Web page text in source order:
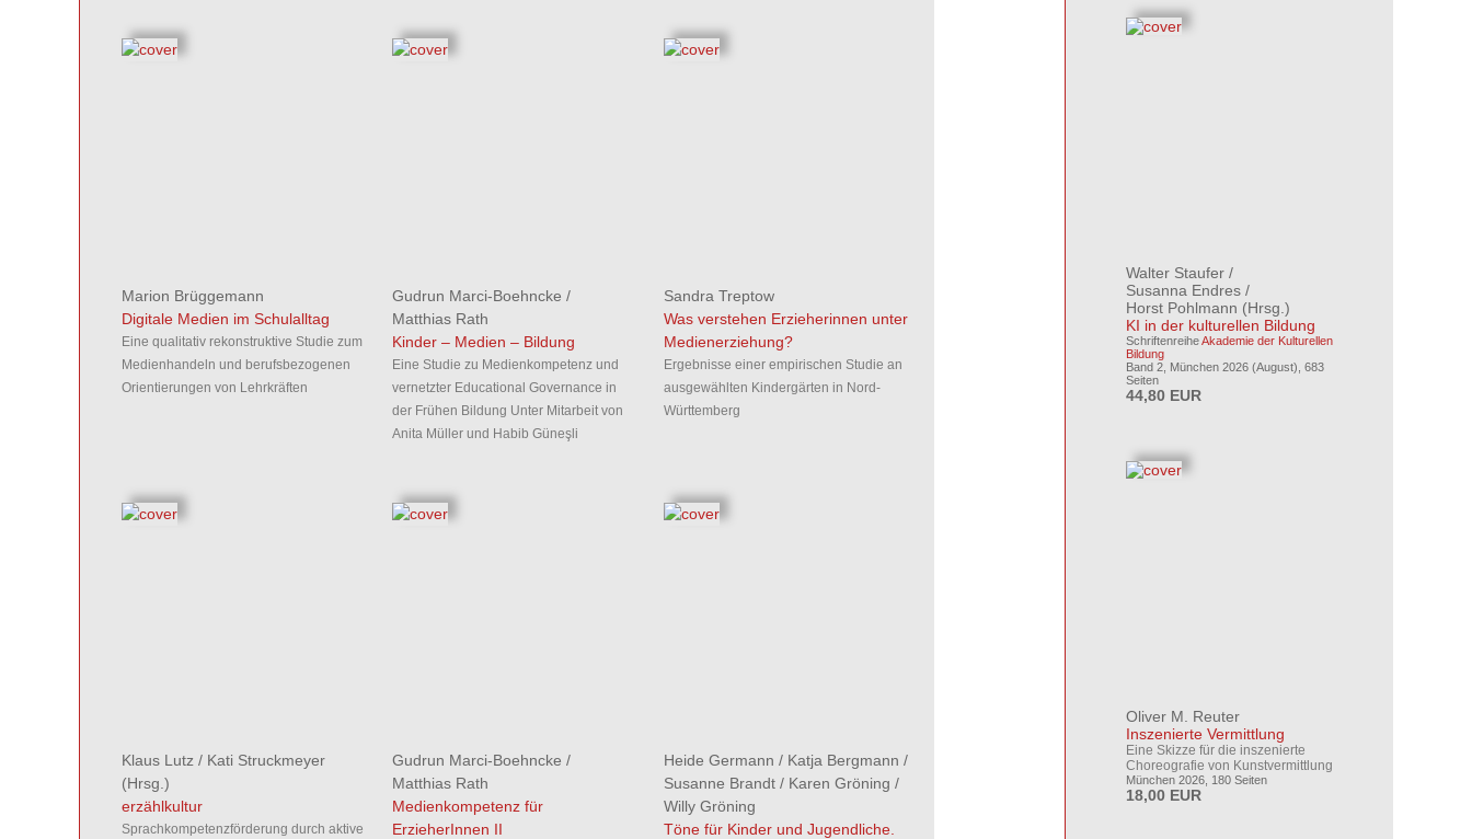
Marion Brüggemann
Digitale Medien im Schulalltag
Eine qualitativ rekonstruktive Studie zum
Medienhandeln und berufsbezogenen
Orientierungen von Lehrkräften
Gudrun Marci-Boehncke /
Matthias Rath
Kinder – Medien – Bildung
Eine Studie zu Medienkompetenz und
vernetzter Educational Governance in
der Frühen Bildung Unter Mitarbeit von
Anita Müller und Habib Güneşli
Sandra Treptow
Was verstehen Erzieherinnen unter
Medienerziehung?
Ergebnisse einer empirischen Studie an
ausgewählten Kindergärten in Nord-
Württemberg
Klaus Lutz / Kati Struckmeyer
(Hrsg.)
erzählkultur
Sprachkompetenzförderung durch aktive
Gudrun Marci-Boehncke /
Matthias Rath
Medienkompetenz für
ErzieherInnen II
Heide Germann / Katja Bergmann /
Susanne Brandt/ Karen Gröning /
Willy Gröning
Töne für Kinder und Jugendliche.
Walter Staufer /
Susanna Endres /
Horst Pohlmann (Hrsg.)
KI in der kulturellen Bildung
SchriftenreiheAkademie der Kulturellen
Bildung
Band 2, München 2026 (August), 683
Seiten
44,80 EUR
Oliver M. Reuter
Inszenierte Vermittlung
Eine Skizze für die inszenierte
Choreografie von Kunstvermittlung
München 2026, 180 Seiten
18,00 EUR